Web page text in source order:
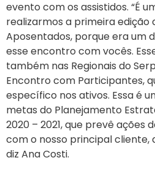
evento com os assistidos. “É
realizarmos a primeira edição
Aposentados, porque era um
esse encontro com vocês.
também nas Regionais do
Encontro com Participantes,
específico nos ativos. Essa é
metas do Planejamento
2020 – 2021, que prevê ações
com o nosso principal cliente,
diz Ana Costi.